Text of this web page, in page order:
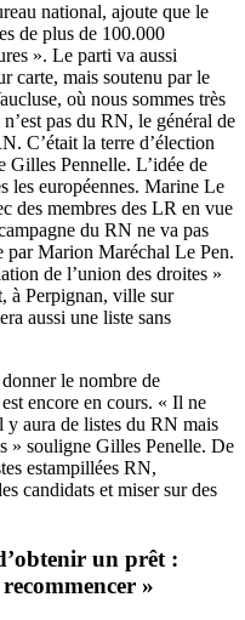
national, ajoute que le
de plus de 100.000
». Le parti va aussi
carte, mais soutenu par le
où nous sommes très
pas du RN, le général de
C’était la terre d’élection
Pennelle. L’idée de
les européennes. Marine Le
des membres des LR en vue
du RN ne va pas
par Marion Maréchal Le Pen.
de l’union des droites »
à Perpignan, ville sur
aussi une liste sans
le nombre de
encore en cours. « Il ne
y aura de listes du RN mais
» souligne Gilles Penelle. De
estampillées RN,
candidats et miser sur des
un prêt :
»